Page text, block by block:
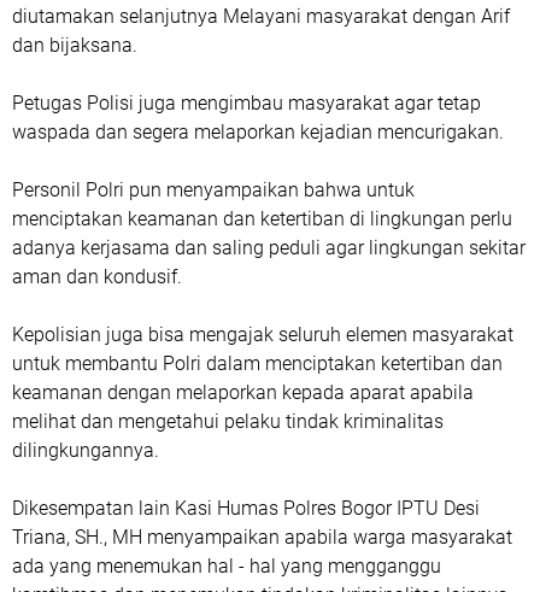
diutamakan selanjutnya Melayani masyarakat dengan Arif
dan bijaksana.
Petugas Polisi juga mengimbau masyarakat agar tetap
waspada dan segera melaporkan kejadian mencurigakan.
Personil Polri pun menyampaikan bahwa untuk
menciptakan keamanan dan ketertiban di lingkungan perlu
adanya kerjasama dan saling peduli agar lingkungan sekitar
aman dan kondusif.
Kepolisian juga bisa mengajak seluruh elemen masyarakat
untuk membantu Polri dalam menciptakan ketertiban dan
keamanan dengan melaporkan kepada aparat apabila
melihat dan mengetahui pelaku tindak kriminalitas
dilingkungannya.
Dikesempatan lain Kasi Humas Polres Bogor IPTU Desi
Triana, SH., MH menyampaikan apabila warga masyarakat
ada yang menemukan hal - hal yang mengganggu